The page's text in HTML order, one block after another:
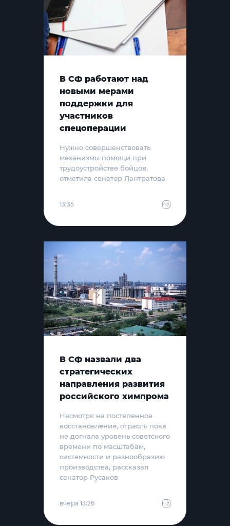
В СФ работают над
новыми мерами
поддержки для
участников
спецоперации
Нужно совершенствовать
механизмы помощи при
трудоустройстве бойцов,
отметила сенатор Лантратова
13:35
В СФ назвали два
стратегических
направления развития
российского химпрома
Несмотря на постепенное
восстановление, отрасль пока
не догнала уровень советского
времени по масштабам,
системности и разнообразию
производства, рассказал
сенатор Русаков
вчера 13:26